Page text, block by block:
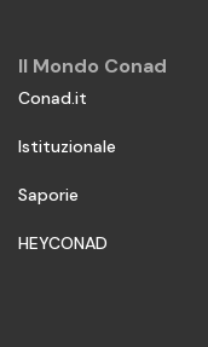
Il Mondo Conad
Conad.it
Istituzionale
Saporie
HEYCONAD